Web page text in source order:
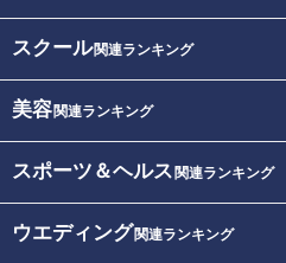
スクール関連ランキング
美容関連ランキング
スポーツ＆ヘルス 関連ランキング
ウエディング関連ランキング